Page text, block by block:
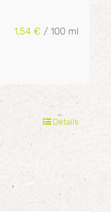
1,54 € / 100 ml
Details